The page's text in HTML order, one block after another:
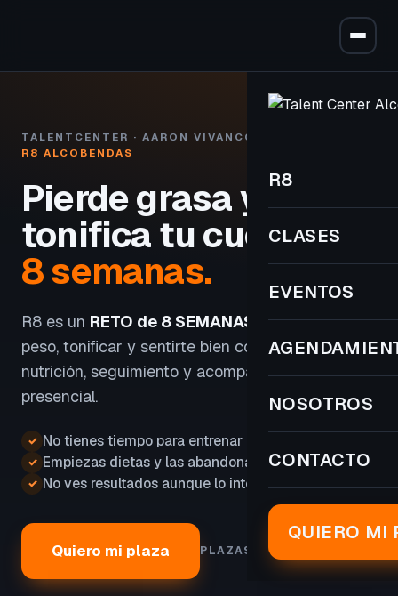
R8
CLASES
EVENTOS
NOSOTROS
CONTACTO
QUIERO MI
TALENTCENTER · AARON VIVANCOS
R8 ALCOBENDAS
Pierde grasa y
tonifica tu cuerpoen
8 semanas.
R8 es un RETO de 8 SEMANAS
para perder
peso, tonificar y sentirte bien con entrenamiento,
nutrición, seguimiento y acompañamiento
presencial.
✓ No tienes tiempo para entrenar
✓ Empiezas dietas y las abandonas
✓ No ves resultados aunque lo intentas
Quiero mi plaza PLAZAS LIMITADAS